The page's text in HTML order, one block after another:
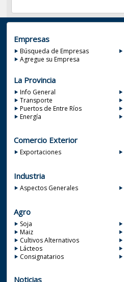
Empresas
Búsqueda de Empresas
Agregue su Empresa
La Provincia
Info General
Transporte
Puertos de Entre Ríos
Energía
Comercio Exterior
Exportaciones
Industria
Aspectos Generales
Agro
Soja
Maiz
Cultivos Alternativos
Lácteos
Consignatarios
Noticias